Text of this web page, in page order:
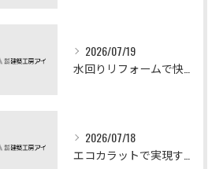
2026/07/19
2026/07/18